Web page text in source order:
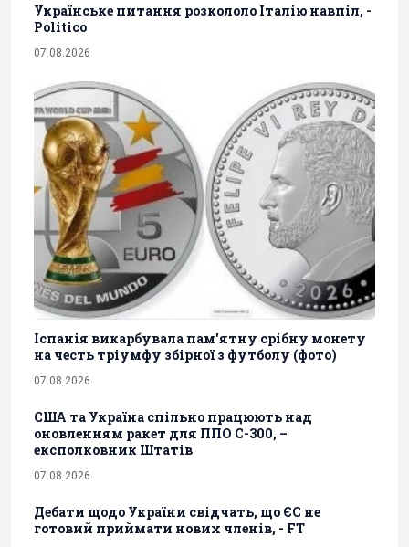
Українське питання розкололо Італію навпіл, -
Politico
07.08.2026
Іспанія викарбувала пам'ятну срібну монету
на честь тріумфу збірної з футболу (фото)
07.08.2026
США та Україна спільно працюють над
оновленням ракет для ППО С-300, –
експолковник Штатів
07.08.2026
Дебати щодо України свідчать, що ЄС не
готовий приймати нових членів, - FT